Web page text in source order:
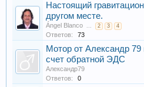
Настоящий
другом месте.
Ángel Blanco ... 2 3 4
Ответов: 73
Мотор от Александр 79
счет обратной ЭДС
Александр79
Ответов:
0